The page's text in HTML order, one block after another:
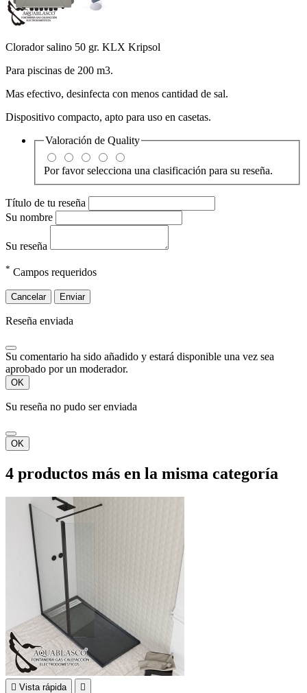
Clorador salino 50 gr. KLX Kripsol
Para piscinas de 200 m3.
Mas efectivo, desinfecta con menos cantidad de sal.
Dispositivo compacto, apto para uso en casetas.
Valoración de Quality
Por favor selecciona una clasificación para su reseña.
Título de tu reseña
Su nombre
Su reseña
* Campos requeridos
Cancelar Enviar
Reseña enviada
Su comentario ha sido añadido y estará disponible una vez sea
aprobado por un moderador.
OK
Su reseña no pudo ser enviada
OK
4 productos más en la misma categoría
 Vista rápida 